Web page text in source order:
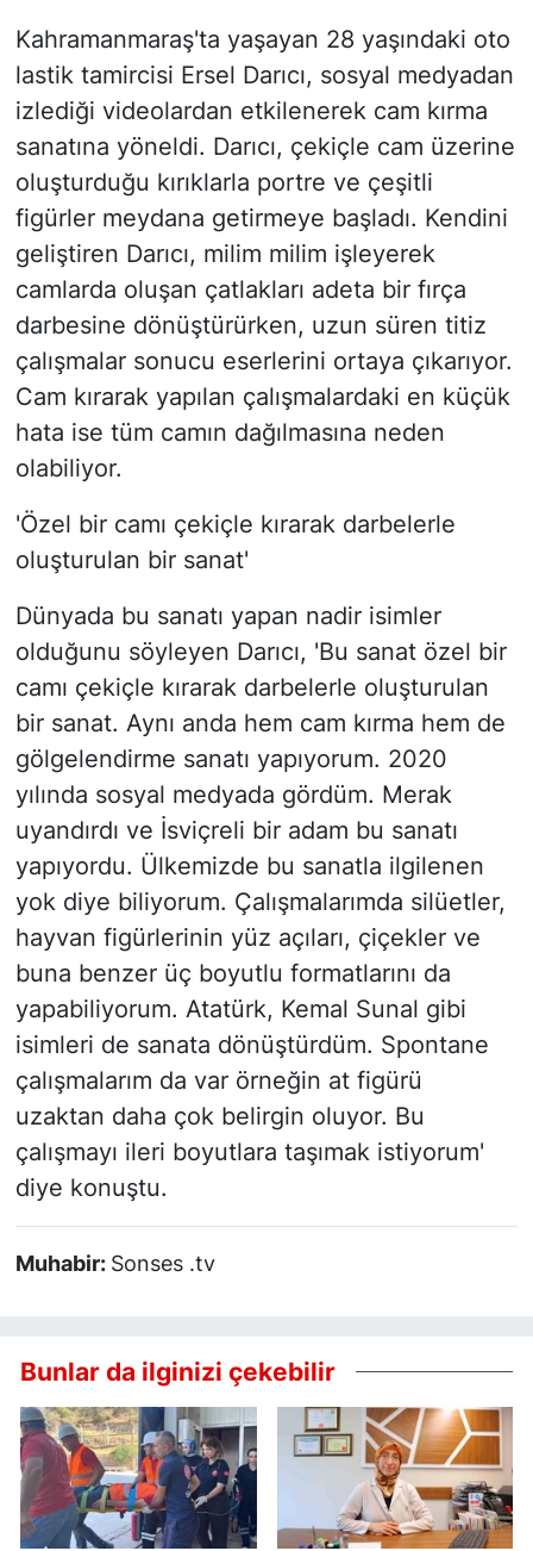
Kahramanmaraş'ta yaşayan 28 yaşındaki oto
lastik tamircisi Ersel Darıcı, sosyal medyadan
izlediği videolardan etkilenerek cam kırma
sanatına yöneldi. Darıcı, çekiçle cam üzerine
oluşturduğu kırıklarla portre ve çeşitli
figürler meydana getirmeye başladı. Kendini
geliştiren Darıcı, milim milim işleyerek
camlarda oluşan çatlakları adeta bir fırça
darbesine dönüştürürken, uzun süren titiz
çalışmalar sonucu eserlerini ortaya çıkarıyor.
Cam kırarak yapılan çalışmalardaki en küçük
hata ise tüm camın dağılmasına neden
olabiliyor.
'Özel bir camı çekiçle kırarak darbelerle
oluşturulan bir sanat'
Dünyada bu sanatı yapan nadir isimler
olduğunu söyleyen Darıcı, 'Bu sanat özel bir
camı çekiçle kırarak darbelerle oluşturulan
bir sanat. Aynı anda hem cam kırma hem de
gölgelendirme sanatı yapıyorum. 2020
yılında sosyal medyada gördüm. Merak
uyandırdı ve İsviçreli bir adam bu sanatı
yapıyordu. Ülkemizde bu sanatla ilgilenen
yok diye biliyorum. Çalışmalarımda silüetler,
hayvan figürlerinin yüz açıları, çiçekler ve
buna benzer üç boyutlu formatlarını da
yapabiliyorum. Atatürk, Kemal Sunal gibi
isimleri de sanata dönüştürdüm. Spontane
çalışmalarım da var örneğin at figürü
uzaktan daha çok belirgin oluyor. Bu
çalışmayı ileri boyutlara taşımak istiyorum'
diye konuştu.
Muhabir: Sonses .tv
Bunlar da ilginizi çekebilir